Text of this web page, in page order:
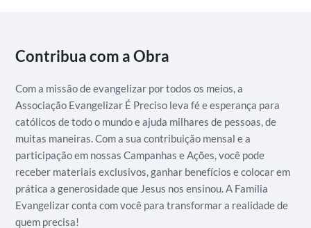
Contribua com a Obra
Com a missão de evangelizar por todos os meios, a
Associação Evangelizar É Preciso leva fé e esperança para
católicos de todo o mundo e ajuda milhares de pessoas, de
muitas maneiras. Com a sua contribuição mensal e a
participação em nossas Campanhas e Ações, você pode
receber materiais exclusivos, ganhar benefícios e colocar em
prática a generosidade que Jesus nos ensinou. A Família
Evangelizar conta com você para transformar a realidade de
quem precisa!